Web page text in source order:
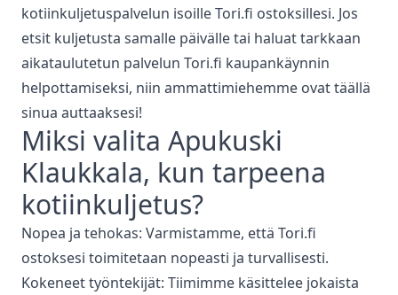
kotiinkuljetuspalvelun isoille Tori.fi ostoksillesi. Jos
etsit kuljetusta samalle päivälle tai haluat tarkkaan
aikataulutetun palvelun Tori.fi kaupankäynnin
helpottamiseksi, niin ammattimiehemme ovat täällä
sinua auttaaksesi!
Miksi valita Apukuski
Klaukkala, kun tarpeena
kotiinkuljetus?
Nopea ja tehokas: Varmistamme, että Tori.fi
ostoksesi toimitetaan nopeasti ja turvallisesti.
Kokeneet työntekijät: Tiimimme käsittelee jokaista